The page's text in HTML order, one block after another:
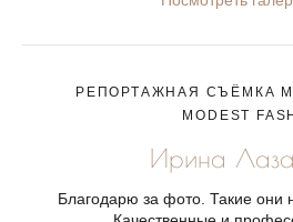
РЕПОРТАЖНАЯ СЪЁМКА
MODEST
Ирина
Благодарю за фото. Такие они